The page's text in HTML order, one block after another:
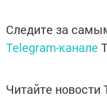
Следите за
Telegram-канале
Читайте новости